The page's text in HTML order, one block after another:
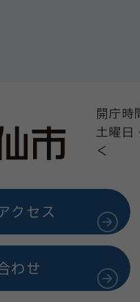
開庁時
土曜日
く
クセス
わせ